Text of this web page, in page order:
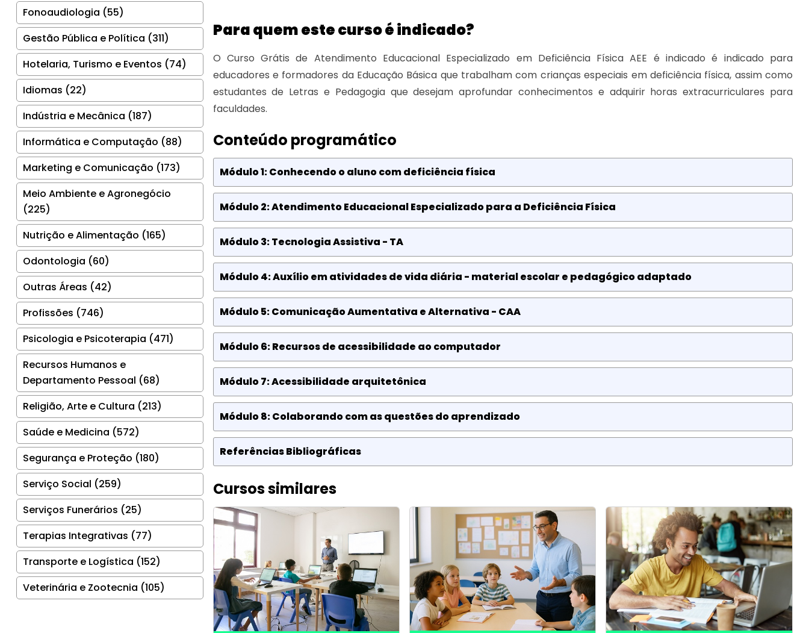
Fonoaudiologia (55)
Gestão Pública e Política (311)
Hotelaria, Turismo e Eventos (74)
Idiomas (22)
Indústria e Mecânica (187)
Informática e Computação (88)
Marketing e Comunicação (173)
Meio Ambiente e Agronegócio
(225)
Nutrição e Alimentação (165)
Odontologia (60)
Outras Áreas (42)
Profissões (746)
Psicologia e Psicoterapia (471)
Recursos Humanos e
Departamento Pessoal (68)
Religião, Arte e Cultura (213)
Saúde e Medicina (572)
Segurança e Proteção (180)
Serviço Social (259)
Serviços Funerários (25)
Terapias Integrativas (77)
Transporte e Logística (152)
Veterinária e Zootecnia (105)
Para quem este curso é indicado?
O Curso Grátis de Atendimento Educacional Especializado em Deficiência Física AEE é indicado é indicado para
educadores e formadores da Educação Básica que trabalham com crianças especiais em deficiência física, assim como
estudantes de Letras e Pedagogia que desejam aprofundar conhecimentos e adquirir horas extracurriculares para
faculdades.
Conteúdo programático
Módulo 1: Conhecendo o aluno com deficiência física
Módulo 2: Atendimento Educacional Especializado para a Deficiência Física
Módulo 3: Tecnologia Assistiva - TA
Módulo 4: Auxílio em atividades de vida diária - material escolar e pedagógico adaptado
Módulo 5: Comunicação Aumentativa e Alternativa - CAA
Módulo 6: Recursos de acessibilidade ao computador
Módulo 7: Acessibilidade arquitetônica
Módulo 8: Colaborando com as questões do aprendizado
Referências Bibliográficas
Cursos similares